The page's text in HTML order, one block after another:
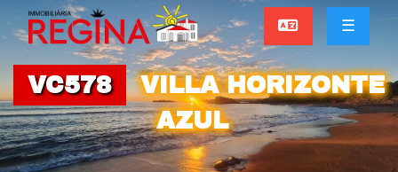
VC578
VILLA HORIZONTE
AZUL
☰